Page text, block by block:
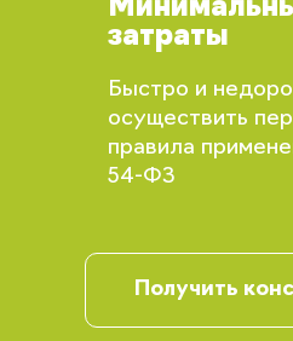
затраты
Быстро и
осуществить
правила
54-ФЗ
Получить
Запомнить меня